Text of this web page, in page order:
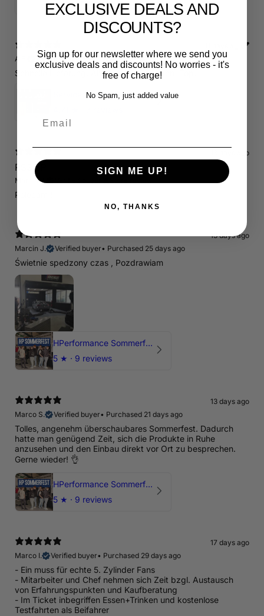
5★ · 1 review
A.E.
Verified buyer •Purchased 17 days ago
Schnelle Lieferung. Alles wie beschrieben. Top.
Servicepaket / Inspektionspaket 1 mit Motul 300V 5W40 - 5W50 für alle 2.5 TFSI Modelle
13 days ago
RS3 8P
Marcin J.
Polecam !
13 days ago
Marcin J.
Verified buyer• Purchased 25 days ago
Świetnie spedzony czas , Pozdrawiam
HPerformance Sommerfest 2026
5 ★ · 9 reviews
13 days ago
Marco S.
Verified buyer• Purchased 21 days ago
Tolles, angenehm überschaubares Sommerfest. Dadurch
hatte man genügend Zeit, sich die Produkte in Ruhe
anzusehen und den Einbau direkt vor Ort zu besprechen.
Gerne wieder! 👌
HPerformance Sommerfest 2026
5 ★ · 9 reviews
17 days ago
Marco I.
Verified buyer• Purchased 29 days ago
- Ein muss für echte 5. Zylinder Fans
- Mitarbeiter und Chef nehmen sich Zeit bzgl. Austausch
von Erfahrungspunkten und Kaufberatung
- Im Ticket inbegriffen Essen+Trinken und kostenlose
Testfahrten als Beifahrer
EXCLUSIVE DEALS AND
DISCOUNTS?
Sign up for our newsletter where we send you
exclusive deals and discounts! No worries - it's
free of charge!
No Spam, just added value
SIGN ME UP!
NO, THANKS